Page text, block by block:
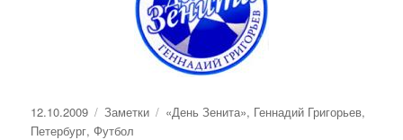
Опубликовано
12.10.2009 Рубрики
Заметки Метки
«День Зенита», Геннадий Григорьев,
Петербург,Футбол